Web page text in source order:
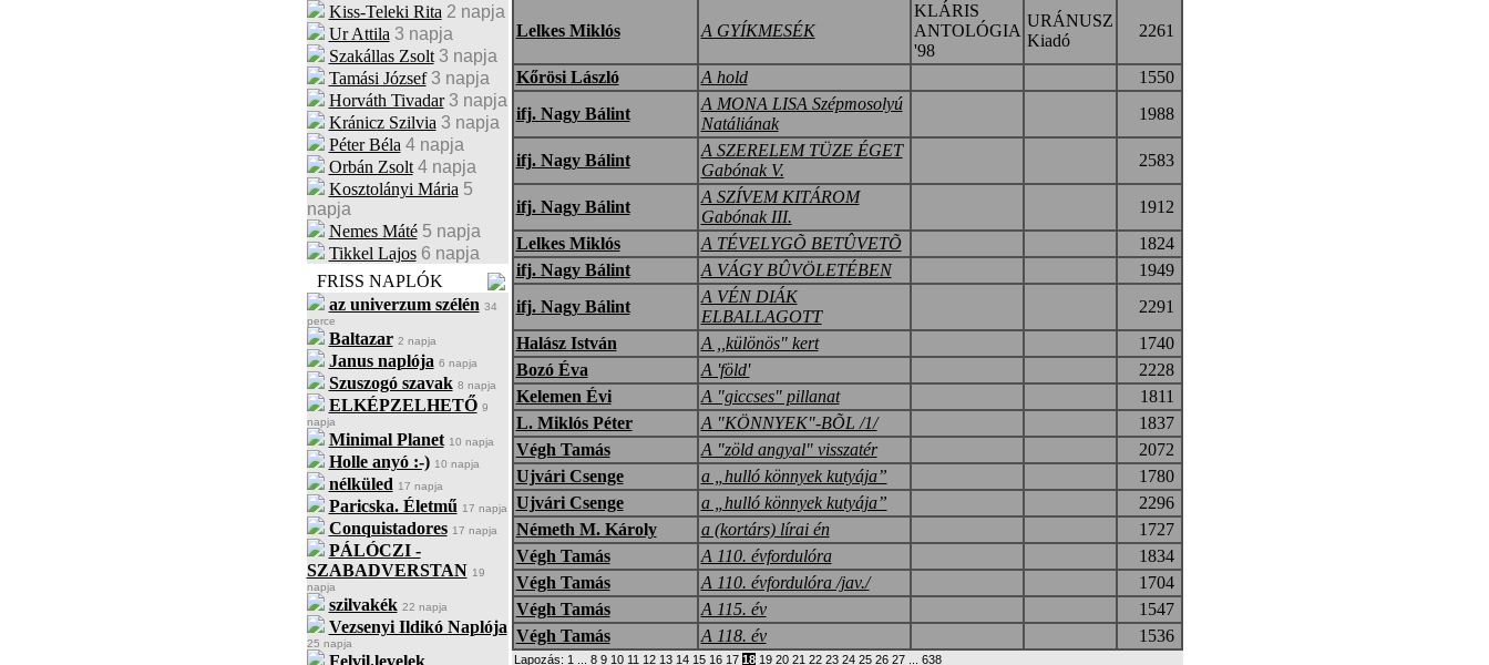
Kiss-Teleki Rita 2 napja
Ur Attila 3 napja
Szakállas Zsolt 3 napja
Tamási József 3 napja
Horváth Tivadar 3 napja
Kránicz Szilvia 3 napja
Péter Béla 4 napja
Orbán Zsolt 4 napja
Kosztolányi Mária 5
napja
Nemes Máté 5 napja
Tikkel Lajos 6 napja
FRISS NAPLÓK
az univerzum szélén 34
perce
Baltazar 2 napja
Janus naplója 6 napja
Szuszogó szavak 8 napja
ELKÉPZELHETŐ 9
napja
Minimal Planet 10 napja
Holle anyó :-) 10 napja
nélküled 17 napja
Paricska. Életmű 17 napja
Conquistadores 17 napja
PÁLÓCZI -
SZABADVERSTAN 19
napja
szilvakék 22 napja
Vezsenyi Ildikó Naplója
25 napja
Felvil.levelek
Lelkes Miklós A GYÍKMESÉK
KLÁRIS
ANTOLÓGIA
'98
URÁNUSZ
Kiadó
2261
Kőrösi László A hold
1550
ifj. Nagy Bálint
A MONA LISA Szépmosolyú
Natáliának
1988
ifj. Nagy Bálint
A SZERELEM TÜZE ÉGET
Gabónak V.
2583
ifj. Nagy Bálint
A SZÍVEM KITÁROM
Gabónak III.
1912
Lelkes Miklós
A TÉVELYGÕ BETÛVETÕ
1824
ifj. Nagy Bálint
A VÁGY BÛVÖLETÉBEN
1949
ifj. Nagy Bálint
A VÉN DIÁK
ELBALLAGOTT
2291
Halász István
A ,,különös" kert
1740
Bozó Éva
A 'föld'
2228
Kelemen Évi
A "giccses" pillanat
1811
L. Miklós Péter
A "KÖNNYEK"-BÕL /1/
1837
Végh Tamás
A "zöld angyal" visszatér
2072
Ujvári Csenge
a „hulló könnyek kutyája”
1780
Ujvári Csenge
a „hulló könnyek kutyája”
2296
Németh M. Károly
a (kortárs) lírai én
1727
Végh Tamás
A 110. évfordulóra
1834
Végh Tamás
A 110. évfordulóra /jav./
1704
Végh Tamás
A 115. év
1547
Végh Tamás
A 118. év 1536
Lapozás: 1 8 9 10 11 12 13 14 15 16 17 18 19 20 21 22 23 24 25 26 27... 638